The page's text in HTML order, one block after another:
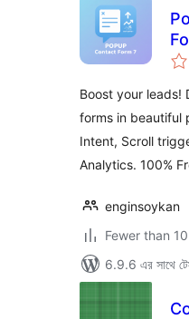
Boost your leads!
forms in beautiful
Intent, Scroll
Analytics. 100%
enginsoykan
Fewer than
6.9.6 এর সাথে